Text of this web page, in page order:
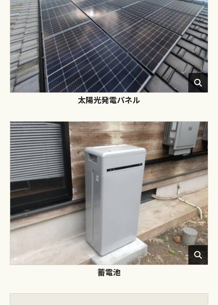
太陽光発電パネル
蓄電池